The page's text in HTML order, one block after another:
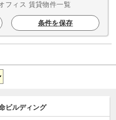
フィス 賃貸物件一覧
条件を保存
ビルディング